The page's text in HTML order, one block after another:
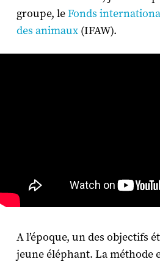
groupe, leFonds
des animaux (IFAW).
A l’époque, un des objectifs
jeune éléphant. La méthode